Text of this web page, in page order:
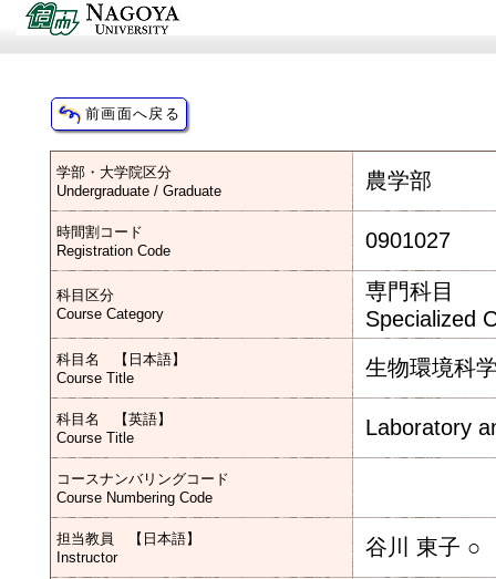
学部・大学院区分
Undergraduate / Graduate
農学部
時間割コード
Registration Code
0901027
科目区分
Course Category
専門科目
Specialized
科目名 【日本語】
Course Title
生物環境科
科目名 【英語】
Course Title
Laboratory
コースナンバリングコード
Course Numbering Code
担当教員 【日本語】
Instructor
谷川 東子 ○